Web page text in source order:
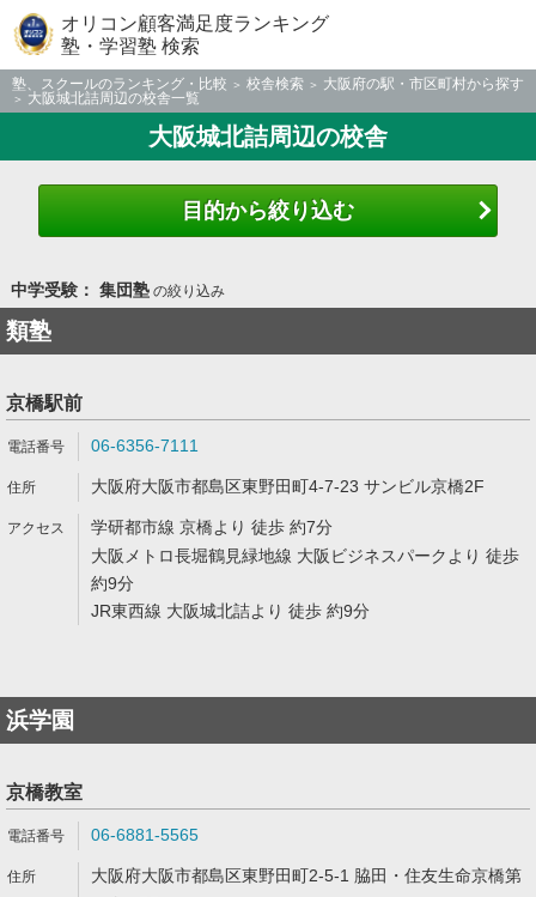
オリコン顧客満足度ランキング
塾・学習塾 検索
塾、スクールのランキング・比較 校舎検索
大阪府の駅・市区町村から探す
大阪城北詰周辺の校舎一覧
大阪城北詰周辺の校舎
目的から絞り込む
中学受験： 集団塾の絞り込み
類塾
京橋駅前
06-6356-7111
大阪府大阪市都島区東野田町4-7-23 サンビル京橋2F
学研都市線 京橋より 徒歩 約7分
大阪メトロ長堀鶴見緑地線 大阪ビジネスパークより 徒歩
約9分
JR東西線 大阪城北詰より 徒歩 約9分
浜学園
京橋教室
06-6881-5565
大阪府大阪市都島区東野田町2-5-1 脇田・住友生命京橋第